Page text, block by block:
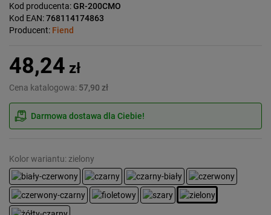
Kod producenta:GR-200CMO
Kod EAN:768114174863
Producent: Fiend
48,24 zł
Cena katalogowa: 57,90 zł
Darmowa dostawa dla Ciebie!
Kolor wariantu: zielony